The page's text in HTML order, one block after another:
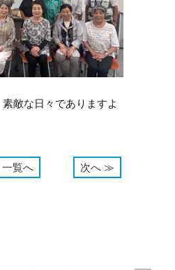
敵な日々でありますよ
一覧へ 次へ ≫